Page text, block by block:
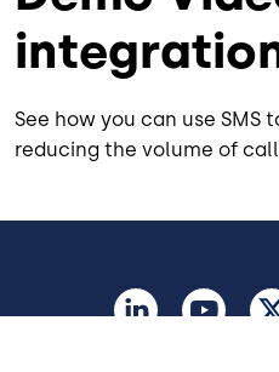
See how you can use SMS
reducing the volume of